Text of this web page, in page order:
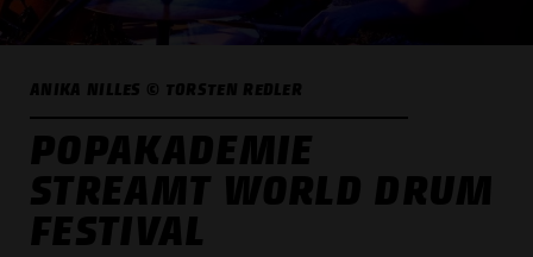
ANIKA NILLES © TORSTEN REDLER
POPAKADEMIE
STREAMT WORLD DRUM
FESTIVAL